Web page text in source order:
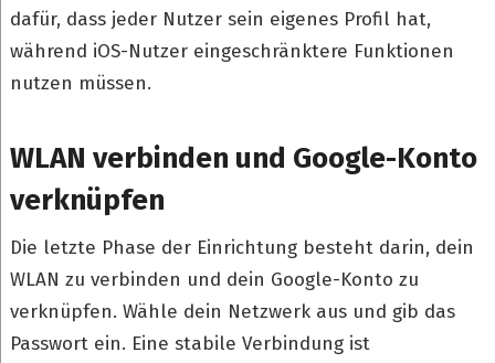
dafür, dass jeder Nutzer sein eigenes Profil hat,
während iOS-Nutzer eingeschränktere Funktionen
nutzen müssen.
WLAN verbinden und Google-Konto
verknüpfen
Die letzte Phase der Einrichtung besteht darin, dein
WLAN zu verbinden und dein Google-Konto zu
verknüpfen. Wähle dein Netzwerk aus und gib das
Passwort ein. Eine stabile Verbindung ist